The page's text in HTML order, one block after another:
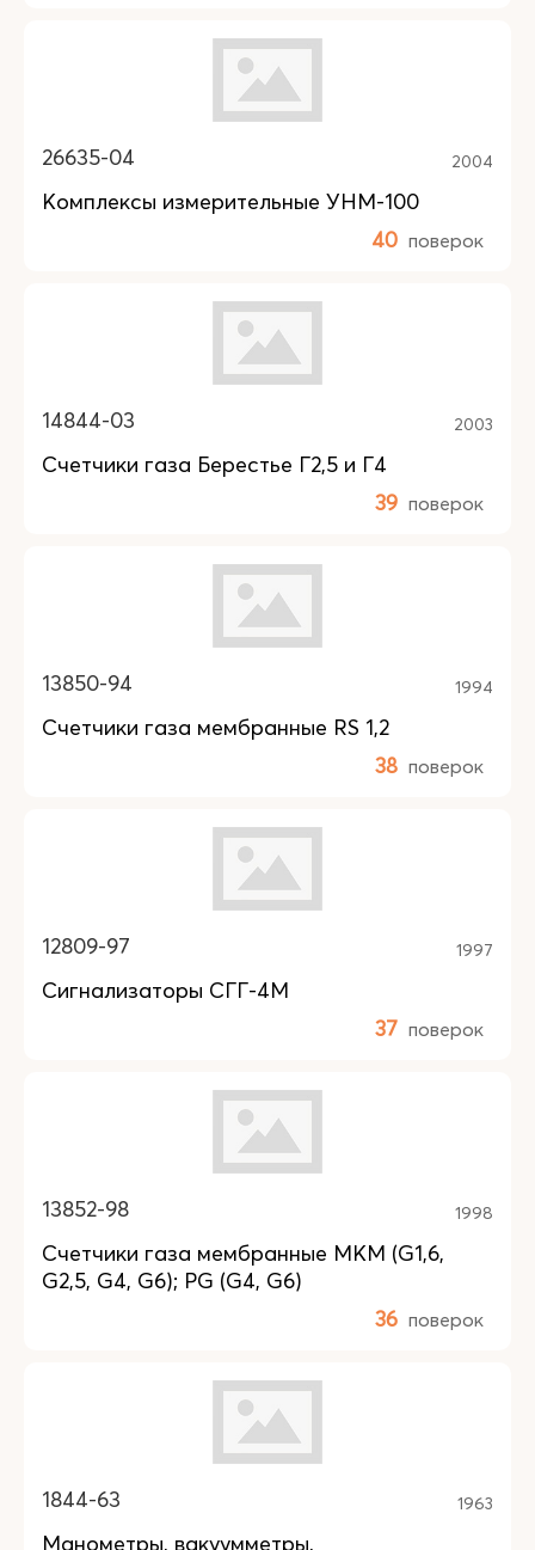
26635-04 2004
Комплексы измерительные УНМ-100
40 поверок
14844-03 2003
Счетчики газа Берестье Г2,5 и Г4
39 поверок
13850-94 1994
Счетчики газа мембранные RS 1,2
38 поверок
12809-97 1997
Сигнализаторы СГГ-4М
37 поверок
13852-98 1998
Счетчики газа мембранные MKM (G1,6,
G2,5, G4, G6); PG (G4, G6)
36 поверок
1844-63 1963
Манометры, вакуумметры,